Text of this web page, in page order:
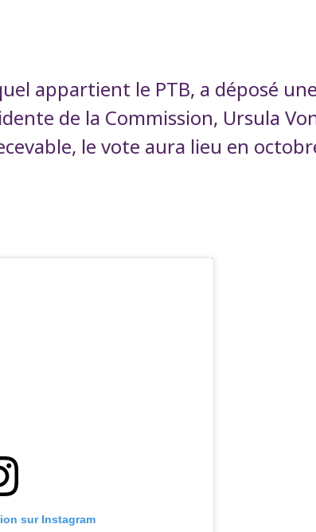
appartient le PTB, a déposé une
de la Commission, Ursula
le vote aura lieu en
sur Instagram